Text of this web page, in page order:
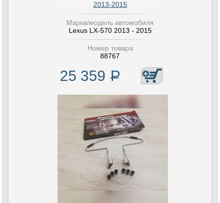
2013-2015
Марка/модель автомобиля
Lexus LX-570 2013 - 2015
Номер товара
88767
25 359 Р